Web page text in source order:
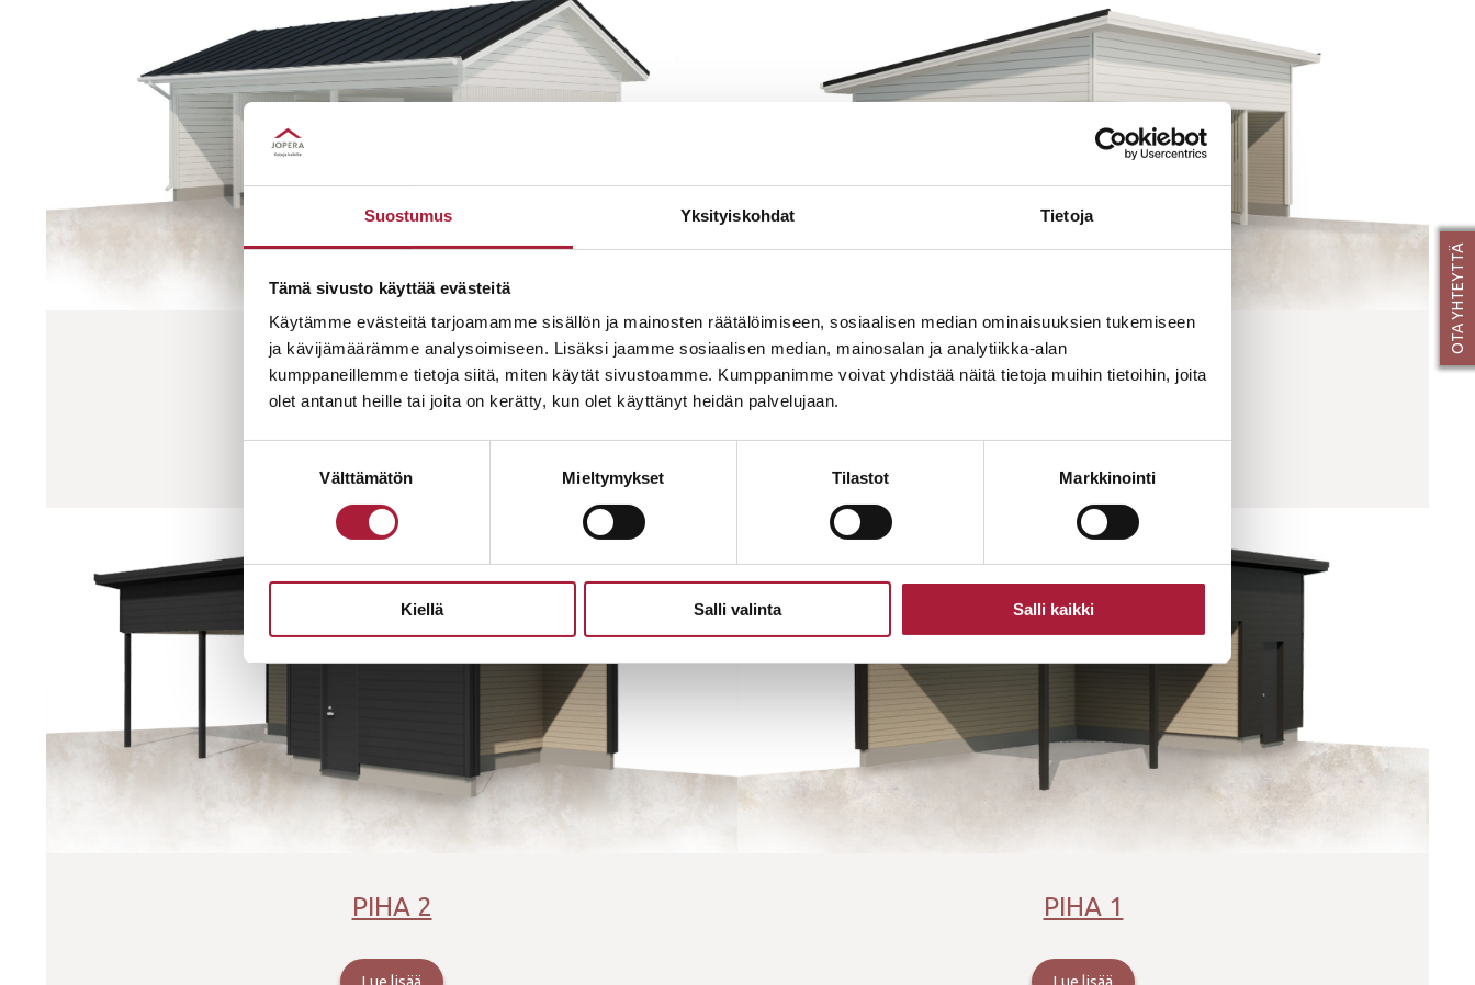
Suostumus Yksityiskohdat Tietoja
Tämä sivusto käyttää evästeitä
Käytämme evästeitä tarjoamamme sisällön ja mainosten räätälöimiseen, sosiaalisen median ominaisuuksien tukemiseen
ja kävijämäärämme analysoimiseen. Lisäksi jaamme sosiaalisen median, mainosalan ja analytiikka-alan
kumppaneillemme tietoja siitä, miten käytät sivustoamme. Kumppanimme voivat yhdistää näitä tietoja muihin tietoihin, joita
olet antanut heille tai joita on kerätty, kun olet käyttänyt heidän palvelujaan.
Välttämätön Mieltymykset Tilastot Markkinointi
Kiellä Salli valinta Salli kaikki
OTA YHTEYTTÄ
PIHA 3
Lue lisää
PIHA 4
Lue lisää
PIHA 2 PIHA 1